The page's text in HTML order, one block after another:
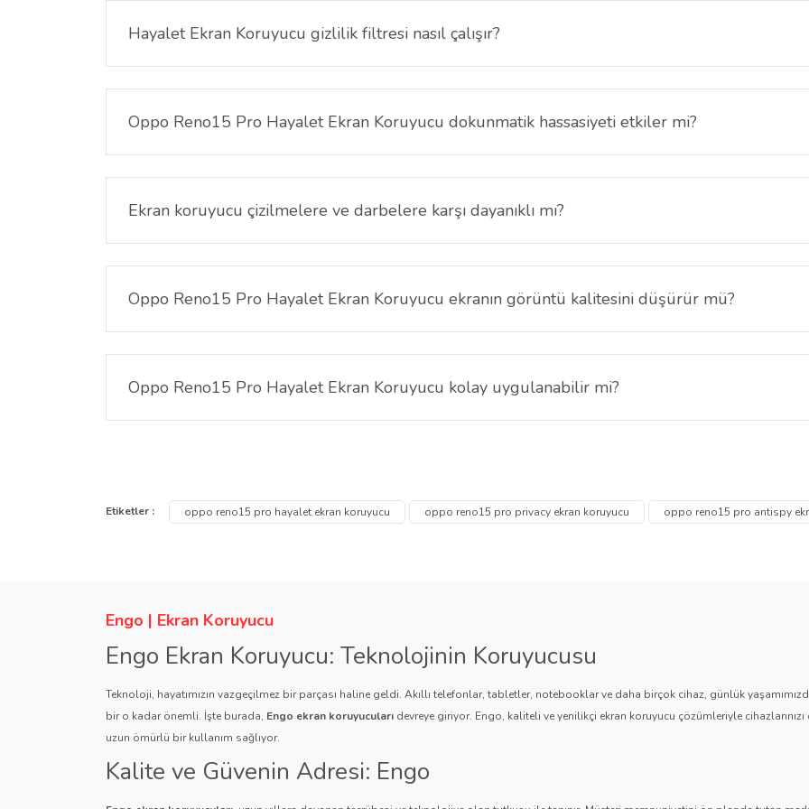
Hayalet Ekran Koruyucu gizlilik filtresi nasıl çalışır?
Hayalet (Privacy / Anti Spy) ekran koruyucu, özel gizlilik filtresi sayesinde ekranınızı yalnızca tam karşıdan net bir
bakıldığında ekran kararır, böylece mesajlarınız, banka işlemleriniz ve kişisel bilgileriniz başkaları tarafından
Oppo Reno15 Pro Hayalet Ekran Koruyucu dokunmatik hassasiyeti etkiler mi?
Hayır. Ultra hassas tasarımı sayesinde telefonun dokunmatik hassasiyeti ve ekran akıcılığı korunur. Telefonunuzu ilk
kullanabilirsiniz.
Ekran koruyucu çizilmelere ve darbelere karşı dayanıklı mı?
Evet. 9H sertlik derecesine sahip olan Oppo Reno15 Pro Hayalet Ekran Koruyucu, ekranınızı çiziklere, darbelere ve
karşı güçlü bir koruma sağlar.
Oppo Reno15 Pro Hayalet Ekran Koruyucu ekranın görüntü kalitesini düşürür mü?
Hayır. Oppo Reno15 Pro Hayalet Ekran Koruyucu gizlilik filtresi parlaklığı hafifçe azaltabilir; ancak ekranın netliği ve renk
görüntü net ve yüksek kalitede görünür.
Oppo Reno15 Pro Hayalet Ekran Koruyucu kolay uygulanabilir mi?
Evet. Oppo Reno15 Pro Hayalet Ekran Koruyucu hava kabarcığı yapmayan özel yapışkan yüzeyi sayesinde kolayca
Bu ürüne ilk yorumu siz yapın!
Görüş ve önerileriniz için teşekkür ederiz.
Ürün bilgilerinde hatalar bulunuyor.
Ürün fiyatı diğer sitelerden daha pahalı.
Ürün hakkında henüz soru sorulmamış.
Etiketler : oppo reno15 pro hayalet ekran koruyucu oppo reno15 pro privacy ekran koruyucu oppo reno15 pro antispy
Engo | Ekran Koruyucu
Engo Ekran Koruyucu: Teknolojinin Koruyucusu
Teknoloji, hayatımızın vazgeçilmez bir parçası haline geldi. Akıllı telefonlar, tabletler, notebooklar ve daha birçok cihaz, günlük
bir o kadar önemli. İşte burada, Engo ekran koruyucuları devreye giriyor. Engo, kaliteli ve yenilikçi ekran koruyucu çözümleriyle
uzun ömürlü bir kullanım sağlıyor.
Kalite ve Güvenin Adresi: Engo